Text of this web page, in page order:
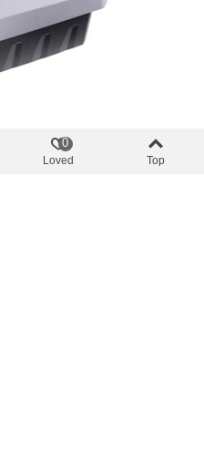
Loved
0
Top